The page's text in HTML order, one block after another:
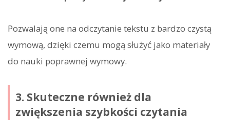
Pozwalają one na odczytanie tekstu z bardzo czystą
wymową, dzięki czemu mogą służyć jako materiały
do nauki poprawnej wymowy.
3. Skuteczne również dla
zwiększenia szybkości czytania